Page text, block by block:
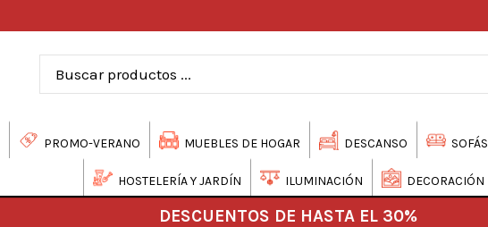
PROMO-VERANO MUEBLES DE HOGAR DESCANSO SOFÁS
HOSTELERÍA Y JARDÍN ILUMINACIÓN DECORACIÓN
DESCUENTOS DE HASTA EL 30%